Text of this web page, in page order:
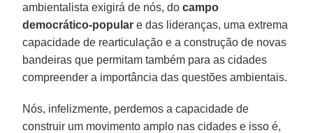
ambientalista exigirá de nós, do campo
democrático-popular e das lideranças, uma extrema
capacidade de rearticulação e a construção de novas
bandeiras que permitam também para as cidades
compreender a importância das questões ambientais.
Nós, infelizmente, perdemos a capacidade de
construir um movimento amplo nas cidades e isso é,